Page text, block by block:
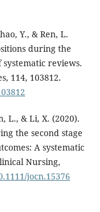
Y., & Ren, L.
during the
reviews.
114, 103812.
L., & Li, X. (2020).
the second stage
A systematic
Nursing,
jocn.15376